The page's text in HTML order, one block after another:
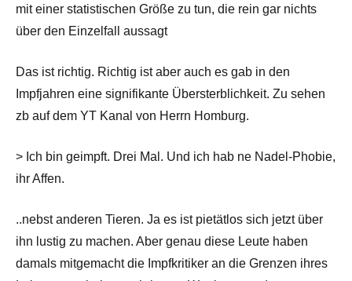
mit einer statistischen Größe zu tun, die rein gar nichts
über den Einzelfall aussagt
Das ist richtig. Richtig ist aber auch es gab in den
Impfjahren eine signifikante Übersterblichkeit. Zu sehen
zb auf dem YT Kanal von Herrn Homburg.
> Ich bin geimpft. Drei Mal. Und ich hab ne Nadel-Phobie,
ihr Affen.
..nebst anderen Tieren. Ja es ist pietätlos sich jetzt über
ihn lustig zu machen. Aber genau diese Leute haben
damals mitgemacht die Impfkritiker an die Grenzen ihres